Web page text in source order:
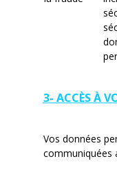
3- ACCÈS À
Vos données
communiquées